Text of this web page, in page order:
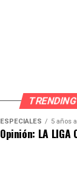
TRENDING
ESPECIALES 5 años
Opinión: LA LIGA